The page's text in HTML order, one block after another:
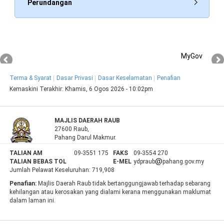
Perundangan
MyGov
Terma & Syarat Dasar Privasi Dasar Keselamatan
Penafian
Kemaskini Terakhir: Khamis, 6 Ogos 2026 - 10:02pm
MAJLIS DAERAH RAUB
27600 Raub,
Pahang Darul Makmur.
TALIAN AM 09-3551 175 FAKS
09-3554 270
TALIAN BEBAS TOL
E-MEL ydpraub
pahang.gov.my
Jumlah Pelawat Keseluruhan:719,908
Penafian: Majlis Daerah Raub tidak bertanggungjawab terhadap sebarang
kehilangan atau kerosakan yang dialami kerana menggunakan maklumat
dalam laman ini.